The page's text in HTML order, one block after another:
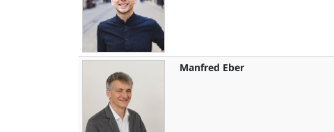
Manfred Eber